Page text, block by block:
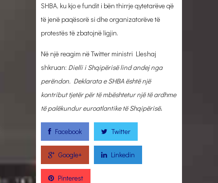
SHBA, ku kjo e fundit i bën thirrje qytetarëve që
të jenë paqësorë si dhe organizatorëve të
protestës të zbatojnë ligjin.
Në një reagim në Twitter ministri Lleshaj
shkruan: Dielli i Shqipërisë lind andej nga
perëndon. Deklarata e SHBA është një
kontribut tjetër për të mbështetur një të ardhme
të palëkundur euroatlantike të Shqipërisë.
Facebook Twitter
Google+ Linkedin
Pinterest